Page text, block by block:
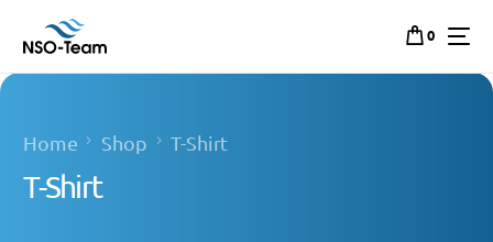
0
Home Shop T-Shirt
T-Shirt